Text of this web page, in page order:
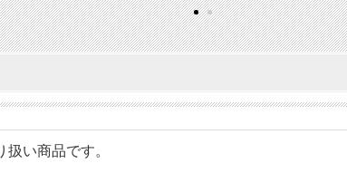
い商品です。